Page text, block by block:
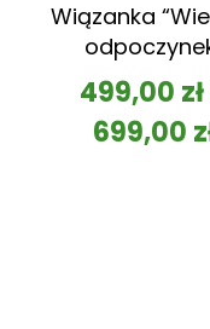
Wiązanka
499,00 zł
699,00